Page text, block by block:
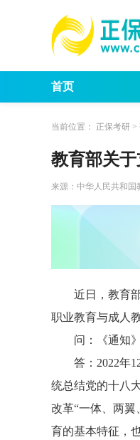
首页
当前位置： 正保考研 >
教育部关
来源： 中华人民共和国
近日，教育
职业教育与成人
问：《通知
答：2022年
统总结党的十八
改革“一体、两
育的基本特征，